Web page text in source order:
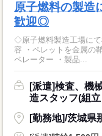
原子燃料の製造
歓迎◎
◇原子燃料製造工場に
容 ・ペレットを金属の
ペレーター ・製品...
[派遣]検査、機
造スタッフ(組
[勤務地]/茨城県